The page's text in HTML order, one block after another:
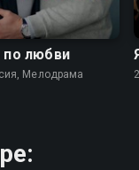
по любви
Мелодрама